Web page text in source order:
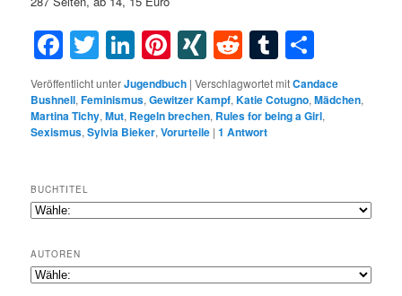
Facebook
Twitter
LinkedIn
Pinterest
XINGRedditTumblr
Veröffentlicht unterJugendbuch |Verschlagwortet mitCandace
Bushnell,Feminismus,Gewitzer Kampf,Katie Cotugno,Mädchen,
Martina Tichy,Mut, Regeln brechen, Rules for being a Girl,
Sexismus,Sylvia Bieker,Vorurteile |1 Antwort
BUCHTITEL
AUTOREN